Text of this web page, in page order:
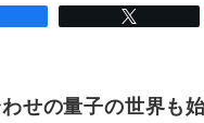
せの量子の世界も